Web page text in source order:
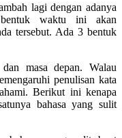
lagi dengan adanya
waktu ini akan
tersebut. Ada 3 bentuk
masa depan. Walau
penulisan kata
Berikut ini kenapa
bahasa yang sulit